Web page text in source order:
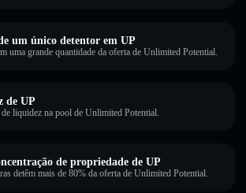
um único detentor em UP
uma grande quantidade da oferta de Unlimited Potential.
de UP
liquidez na pool de Unlimited Potential.
de propriedade de UP
detêm mais de 80% da oferta de Unlimited Potential.